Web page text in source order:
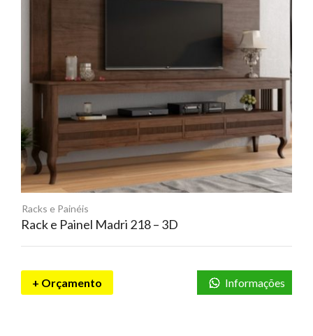
Racks e Painéis
Rack e Painel Madri 218 – 3D
+ Orçamento Informações